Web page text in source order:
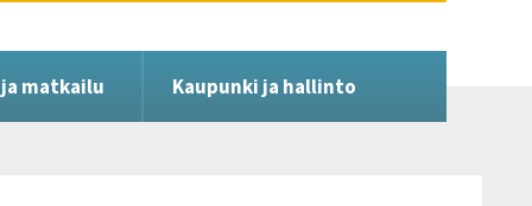
ja matkailu Kaupunki ja hallinto